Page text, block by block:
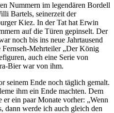
Nummern im legendären Bordell
Bartels, seinerzeit der
Kiez. In der Tat hat Erwin
auf die Türen gepinselt. Der
noch bis ins neue Jahrtausend
Mehrteiler „Der König
auch eine Serie von
Bier war von ihm.
seinem Ende noch täglich gemalt.
ihm ein Ende machten. Dem
ein paar Monate vorher: „Wenn
dann werde ich auch gleich den